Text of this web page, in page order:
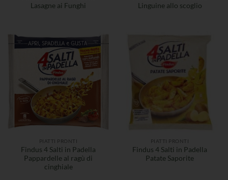
Lasagne ai Funghi
Linguine allo scoglio
PIATTI PRONTI
Findus 4 Salti in Padella
Pappardelle al ragù di
cinghiale
PIATTI PRONTI
Findus 4 Salti in Padella
Patate Saporite